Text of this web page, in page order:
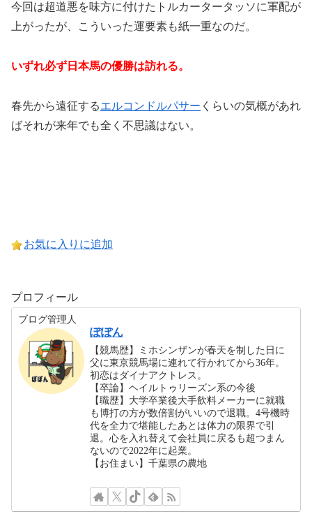
今回は超道悪を味方に付けたトルカータータッソに軍配が
上がったが、こういった運要素も紙一重なのだ。
いずれ必ず日本馬の優勝は訪れる。
春先から遠征するエルコンドルパサー くらいの気概があれ
ばそれが来年でも全く不思議はない。
お気に入りに追加
プロフィール
ブログ管理人
ぽぽん
【競馬歴】ミホシンザンが春天を制した日に
父に東京競馬場に連れて行かれてから36年。
初恋はダイナアクトレス。
【卒論】ヘイルトゥリーズン系の今後
【職歴】大学卒業後大手飲料メーカーに就職
も博打の方が数倍割がいいので退職。4号機時
代を全力で堪能したあとは体力の限界で引
退。心を入れ替えて会社員に戻るも超つまん
ないので2022年に起業。
【お住まい】千葉県の農地